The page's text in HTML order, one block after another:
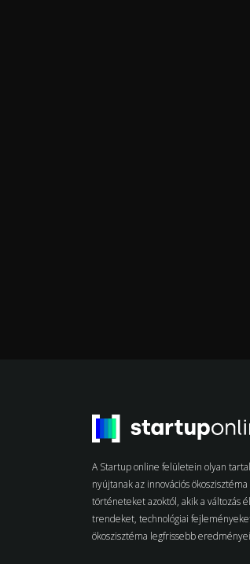
A Startup online felületein olyan
nyújtanak az innovációs
történeteket azoktól, akik a változás
trendeket, technológiai
ökoszisztéma legfrissebb